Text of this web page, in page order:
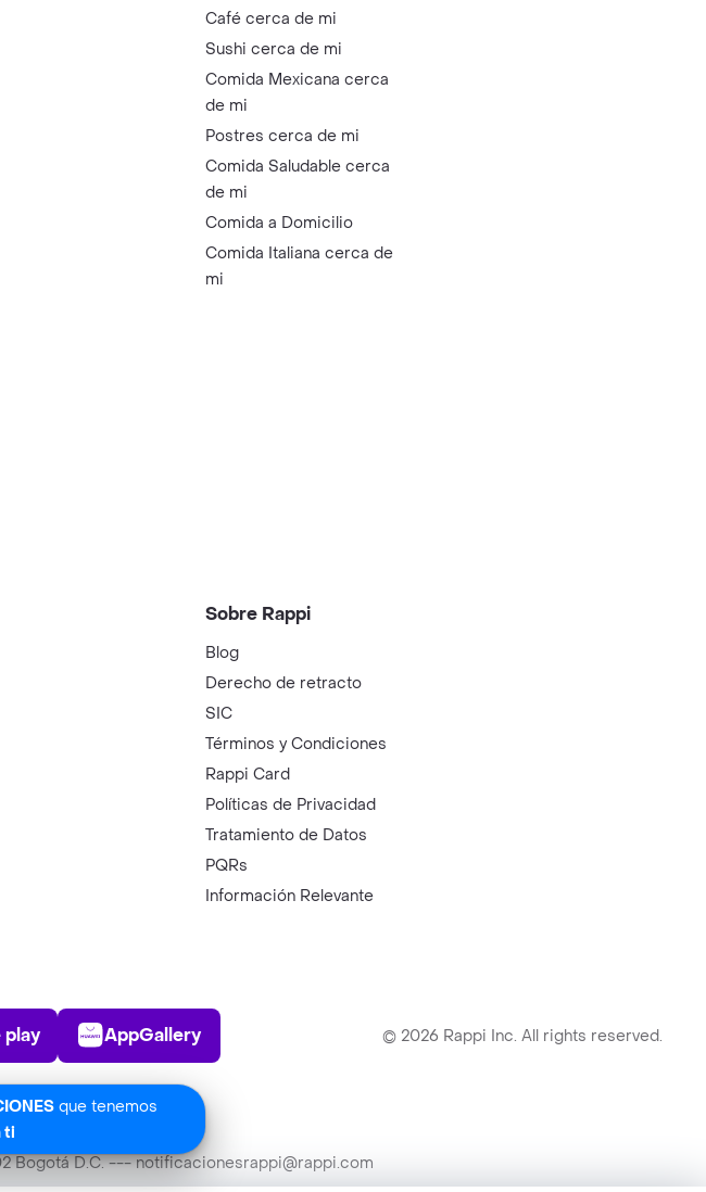
que tenemos
ti
Café cerca de mi
Sushi cerca de mi
Comida Mexicana cerca
de mi
Postres cerca de mi
Comida Saludable cerca
de mi
Comida a Domicilio
Comida Italiana cerca de
mi
Sobre Rappi
Blog
Derecho de retracto
SIC
Términos y Condiciones
Rappi Card
Políticas de Privacidad
Tratamiento de Datos
PQRs
Información Relevante
Store
play
AppGallery
AppGallery © 2026 Rappi Inc. All rights reserved.
Bogotá D.C. --- notificacionesrappi@rappi.com